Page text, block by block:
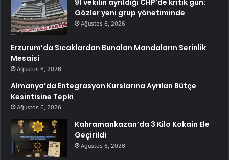
Gözler yeni grup yönetiminde
Ağustos 6, 2026
Erzurum’da Sıcaklardan Bunalan Mandaların Serinlik
Mesaisi
Ağustos 6, 2026
Almanya’da Entegrasyon Kurslarına Ayrılan Bütçe
Kesintisine Tepki
Ağustos 6, 2026
Kahramankazan’da 3 Kilo Kokain Ele
Geçirildi
Ağustos 6, 2026